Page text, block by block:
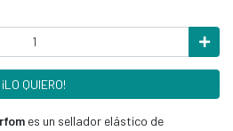
¡LO QUIERO!
es un sellador elástico de